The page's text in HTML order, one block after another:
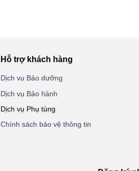
Hỗ trợ khách hàng
Dịch vụ Bảo dưỡng
Dịch vụ Bảo hành
Dịch vụ Phụ tùng
Chính sách bảo vệ thông tin